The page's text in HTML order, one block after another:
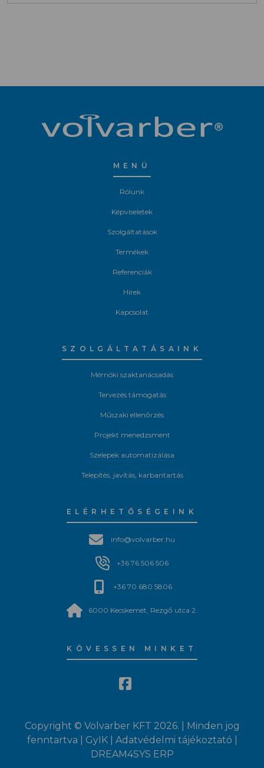
MENÜ
Rólunk
Képviseletek
Szolgáltatások
Termékek
Referenciák
Hírek
Kapcsolat
SZOLGÁLTATÁSAINK
Mérnöki szaktanácsadás
Tervezés támogatás
Műszaki ellenőrzés
Projekt menedzsment
Szelepek automatizálása
Telepítés, javítás, karbantartás
ELÉRHETŐSÉGEINK
info@volvarber.hu
+36 76 506 506
+36 70 680 5806
6000 Kecskemét, Rezgő utca 2.
KÖVESSEN MINKET
Copyright © Volvarber KFT 2026. | Minden jog
fenntartva | GyIK| Adatvédelmi tájékoztató
DREAM4SYS ERP